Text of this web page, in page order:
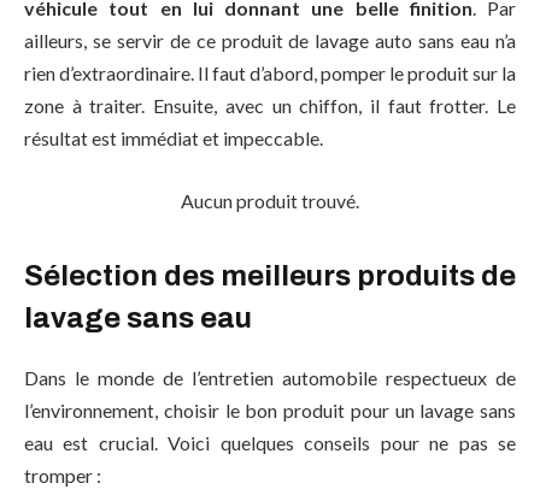
véhicule tout en lui donnant une belle finition. Par
ailleurs, se servir de ce produit de lavage auto sans eau n’a
rien d’extraordinaire. Il faut d’abord, pomper le produit sur la
zone à traiter. Ensuite, avec un chiffon, il faut frotter. Le
résultat est immédiat et impeccable.
Aucun produit trouvé.
Sélection des meilleurs produits de
lavage sans eau
Dans le monde de l’entretien automobile respectueux de
l’environnement, choisir le bon produit pour un lavage sans
eau est crucial. Voici quelques conseils pour ne pas se
tromper :